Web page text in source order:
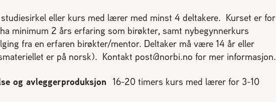
eller kurs med lærer med minst 4 deltakere. Kurset er for
minimum 2 års erfaring som birøkter, samt nybegynnerkurs
fra en erfaren birøkter/mentor. Deltaker må være 14 år eller
er på norsk). Kontakt post@norbi.no for mer informasjon.
og avleggerproduksjon 16-20 timers kurs med lærer for 3-10